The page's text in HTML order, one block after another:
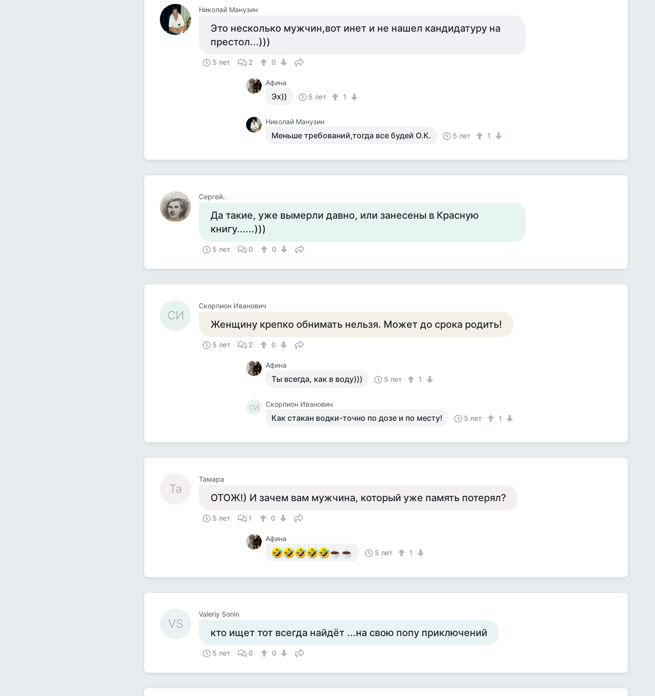
Николай Манузин
Это несколько мужчин,вот инет и не нашел кандидатуру на
престол...)))
5 лет 2 0
Афина
Эх)) 5 лет 1
Николай Манузин
Меньше требований,тогда все будей О.К. 5 лет 1
Сергей..
Да такие, уже вымерли давно, или занесены в Красную
книгу......)))
5 лет 0 0
СИ
Скорпион Иванович
Женщину крепко обнимать нельзя. Может до срока родить!
5 лет 2 0
Афина
Ты всегда, как в воду))) 5 лет 1
СИ Скорпион Иванович
Как стакан водки-точно по дозе и по месту! 5 лет 1
Та
Тамара
ОТОЖ!) И зачем вам мужчина, который уже память потерял?
5 лет 1 0
Афина
5 лет
1
VS
Valeriy Sonin
кто ищет тот всегда найдёт ...на свою попу приключений
5 лет 0 0